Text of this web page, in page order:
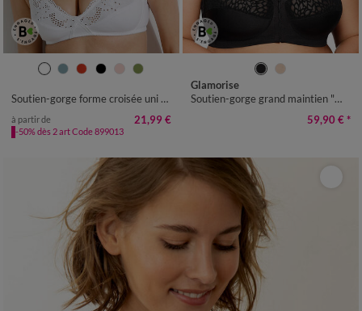
Soutien-gorge forme croisée uni brodé Olbia - sans armatures
à partir de 21,99 €
-50% dès 2 art Code 899013
Glamorise
Soutien-gorge grand maintien "Magic Lift Glam"® - sans armatures
59,90 € *